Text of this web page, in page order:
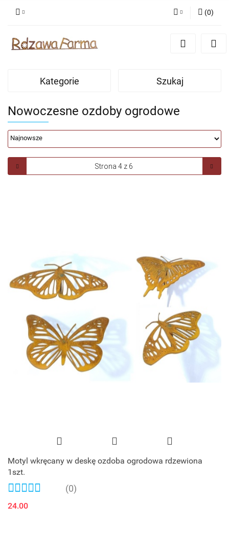
Zaloguj się
Zgody cookies
(0)
Kategorie Szukaj
Nowoczesne ozdoby ogrodowe
Motyl wkręcany w deskę ozdoba ogrodowa rdzewiona
1szt.
(0)
24.00